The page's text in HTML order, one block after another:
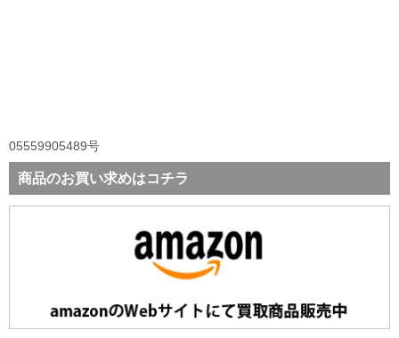
05559905489号
商品のお買い求めはコチラ